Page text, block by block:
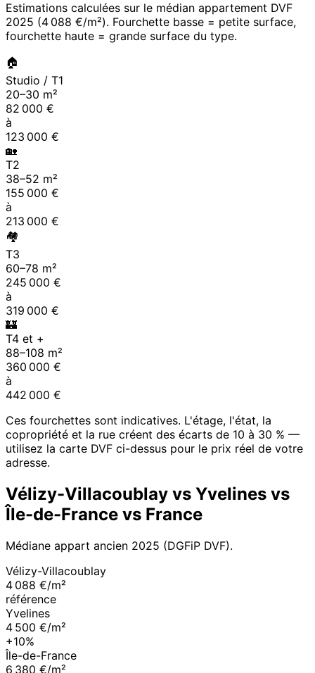
Estimations calculées sur le médian appartement DVF
2025 (4 088 €/m²). Fourchette basse = petite surface,
fourchette haute = grande surface du type.
🏠
Studio / T1
20–30 m²
82 000 €
à
123 000 €
🏡
T2
38–52 m²
155 000 €
à
213 000 €
🏘
T3
60–78 m²
245 000 €
à
319 000 €
🏰
T4 et +
88–108 m²
360 000 €
à
442 000 €
Ces fourchettes sont indicatives. L'étage, l'état, la
copropriété et la rue créent des écarts de 10 à 30 % —
utilisez la carte DVF ci-dessus pour le prix réel de votre
adresse.
Vélizy-Villacoublay vs Yvelines vs
Île-de-France vs France
Médiane appart ancien 2025 (DGFiP DVF).
Vélizy-Villacoublay
4 088 €/m²
référence
Yvelines
4 500 €/m²
+10%
Île-de-France
6 380 €/m²